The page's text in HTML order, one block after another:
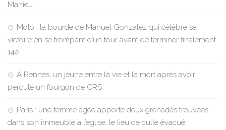
Mahieu
Moto : la bourde de Manuel Gonzalez qui célèbre sa
victoire en se trompant d’un tour avant de terminer finalement
14e
À Rennes, un jeune entre la vie et la mort après avoir
percuté un fourgon de CRS
Paris : une femme âgée apporte deux grenades trouvées
dans son immeuble à l’église, le lieu de culte évacué